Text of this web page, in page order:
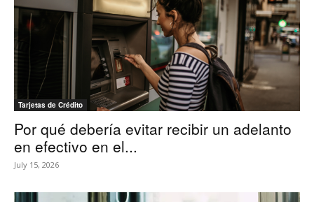
Tarjetas de Crédito
Por qué debería evitar recibir un adelanto
en efectivo en el...
July 15, 2026